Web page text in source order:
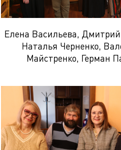
Елена Васильева, Дмитрий
Наталья Черненко,
Майстренко, Герман